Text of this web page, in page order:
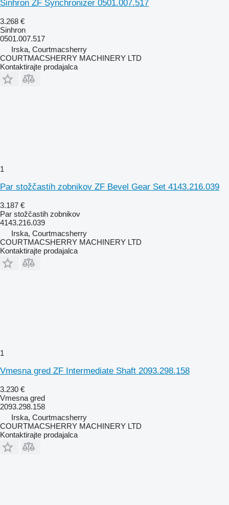
Sinhron ZF Synchronizer 0501.007.517
3.268 €
Sinhron
0501.007.517
Irska, Courtmacsherry
COURTMACSHERRY MACHINERY LTD
Kontaktirajte prodajalca
1
Par stožčastih zobnikov ZF Bevel Gear Set 4143.216.039
3.187 €
Par stožčastih zobnikov
4143.216.039
Irska, Courtmacsherry
COURTMACSHERRY MACHINERY LTD
Kontaktirajte prodajalca
1
Vmesna gred ZF Intermediate Shaft 2093.298.158
3.230 €
Vmesna gred
2093.298.158
Irska, Courtmacsherry
COURTMACSHERRY MACHINERY LTD
Kontaktirajte prodajalca